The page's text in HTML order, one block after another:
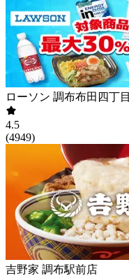
ローソン 調布布田四丁目
4.5
(4949)
吉野家 調布駅前店